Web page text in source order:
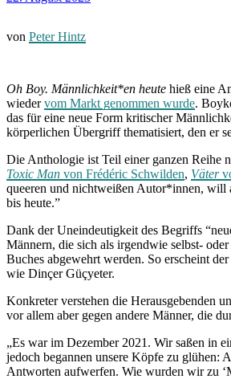
von Peter Hintz
Oh Boy. Männlichkeit*en heute hieß eine
wiedervom Markt genommen wurde.
das für eine neue Form kritischer
körperlichen Übergriff thematisiert, den er
Die Anthologie ist Teil einer ganzen Reihe
Toxic Man von Frédéric Schwilden, Väter
queeren und nichtweißen Autor*innen, will
bis heute.”
Dank der Uneindeutigkeit des Begriffs
Männern, die sich als irgendwie selbst-
Buches abgewehrt werden. So erscheint
wie Dinçer Güçyeter.
Konkreter verstehen die Herausgebenden
vor allem aber gegen andere Männer, die
„Es war im Dezember 2021. Wir saßen in
jedoch begannen unsere Köpfe zu glühen:
Antworten aufwerfen. Wie wurden wir zu